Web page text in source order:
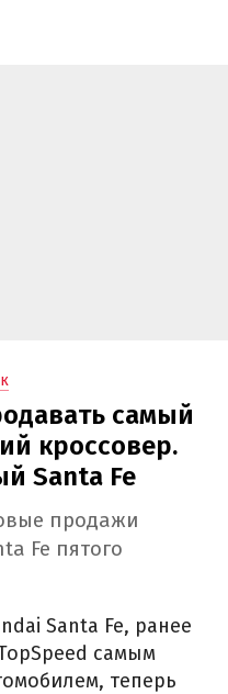
самый
кроссовер.
Santa Fe
продажи
Fe пятого
Santa Fe, ранее
самым
теперь